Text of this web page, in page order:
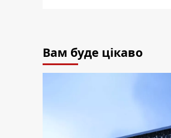
Вам буде цікаво